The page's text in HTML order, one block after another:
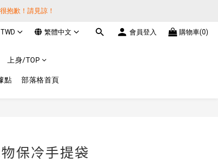
抱歉！請見諒！
抱歉！請見諒！
抱歉！請見諒！
TWD 繁體中文 會員登入 購物車(0)
上身/TOP
點 部落格首頁
保冷手提袋